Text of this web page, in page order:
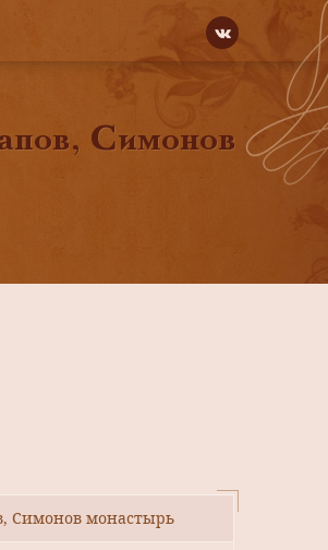
Симонов
Симонов монастырь